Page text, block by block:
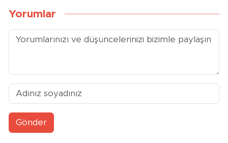
Yorumlar
Gönder